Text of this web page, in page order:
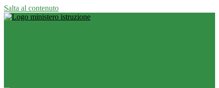
Salta al contenuto